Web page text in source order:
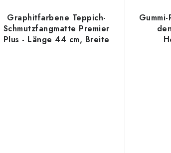
Graphitfarbene Teppich-
Schmutzfangmatte Premier
Plus - Länge 44 cm, Breite